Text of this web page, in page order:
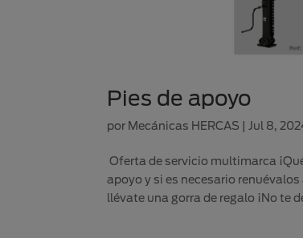
Pies de apoyo
por Mecánicas HERCAS Jul 8,
Oferta de servicio multimarca
apoyo y si es necesario
llévate una gorra de regalo ¡No te